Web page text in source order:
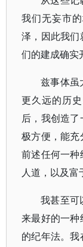
我们无妄市
泽，因此我们
们的建成确实
兹事体虽
更久远的历
后，我创造
极方便，能
前述任何一种
人道，以及富
我甚至可
来最好的一
的纪年法。我